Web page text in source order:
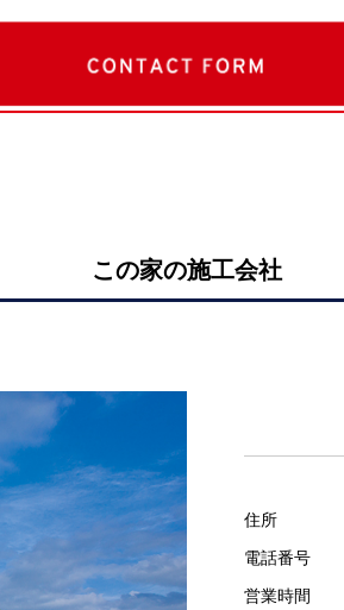
この家の施工会社
住所
電話番号
営業時間